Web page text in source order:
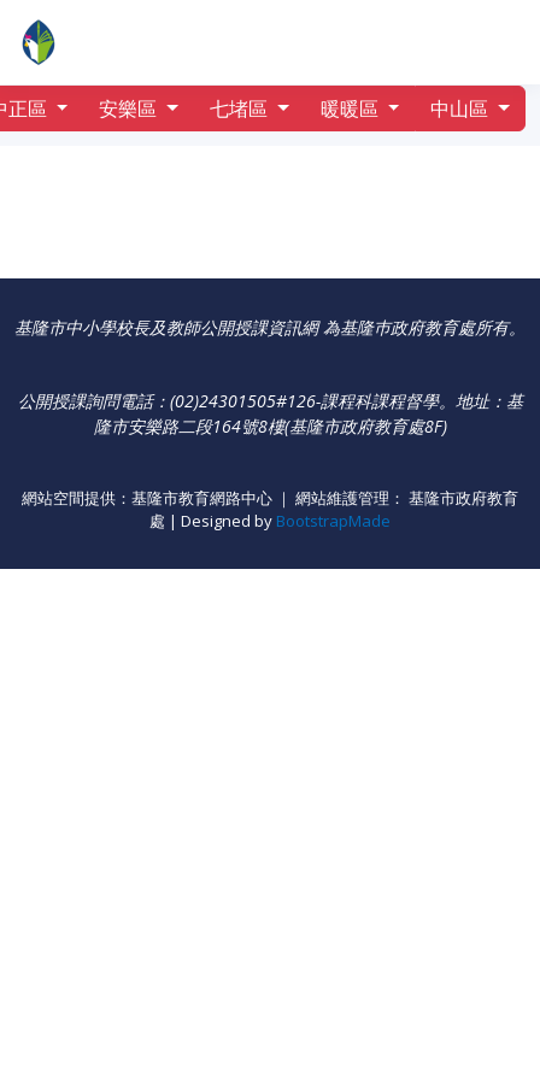
行事曆百福國中
正區 安樂區 七堵區 暖暖區 中山區
基隆市中小學校長及教師公開授課資訊網 為基隆巿政府教育處所有。
公開授課詢問電話：(02)24301505#126-課程科課程督學。 地址：基
隆市安樂路二段164號8樓(基隆市政府教育處8F)
網站空間提供：基隆市教育網路中心 ｜ 網站維護管理： 基隆市政府教育
處 | Designed by BootstrapMade